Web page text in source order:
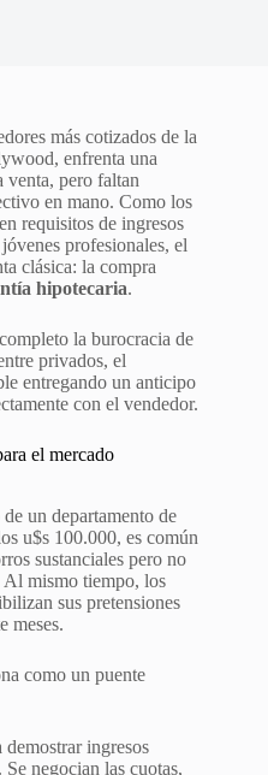
más cotizados de la
enfrenta una
venta, pero faltan
en mano. Como los
requisitos de ingresos
profesionales, el
clásica: la compra
hipotecaria.
la burocracia de
privados, el
entregando un anticipo
con el vendedor.
el mercado
un departamento de
u$s 100.000, es común
sustanciales pero no
Al mismo tiempo, los
sus pretensiones
meses.
como un puente
demostrar ingresos
negocian las cuotas,